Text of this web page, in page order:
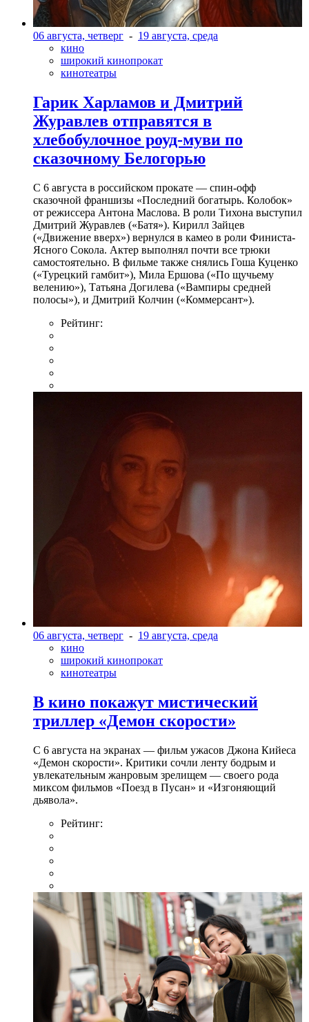
06 августа, четверг - 19 августа, среда
кино
широкий кинопрокат
кинотеатры
Гарик Харламов и Дмитрий
Журавлев отправятся в
хлебобулочное роуд-муви по
сказочному Белогорью
С 6 августа в российском прокате — спин-офф
сказочной франшизы «Последний богатырь. Колобок»
от режиссера Антона Маслова. В роли Тихона выступил
Дмитрий Журавлев («Батя»). Кирилл Зайцев
(«Движение вверх») вернулся в камео в роли Финиста-
Ясного Сокола. Актер выполнял почти все трюки
самостоятельно. В фильме также снялись Гоша Куценко
(«Турецкий гамбит»), Мила Ершова («По щучьему
велению»), Татьяна Догилева («Вампиры средней
полосы»), и Дмитрий Колчин («Коммерсант»).
Рейтинг:
06 августа, четверг - 19 августа, среда
кино
широкий кинопрокат
кинотеатры
В кино покажут мистический
триллер «Демон скорости»
С 6 августа на экранах — фильм ужасов Джона Кийеса
«Демон скорости». Критики сочли ленту бодрым и
увлекательным жанровым зрелищeм — своего рода
миксом фильмов «Поезд в Пусан» и «Изгоняющий
дьявола».
Рейтинг: